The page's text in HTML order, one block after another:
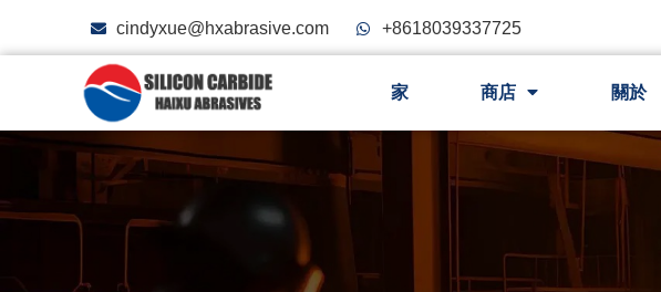
cindyxue@hxabrasive.com +8618039337725
家 商店 關於